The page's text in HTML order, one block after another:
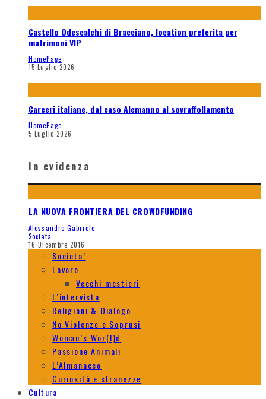
Castello Odescalchi di Bracciano, location preferita per
matrimoni VIP
HomePage
15 Luglio 2026
Carceri italiane, dal caso Alemanno al sovraffollamento
HomePage
5 Luglio 2026
In evidenza
LA NUOVA FRONTIERA DEL CROWDFUNDING
Alessandro Gabriele
Societa'
16 Dicembre 2016
Societa’
Lavoro
Vecchi mestieri
L’intervista
Religioni & Dialogo
No Violenze e Soprusi
Woman’s Wor(l)d
Passione Animali
L’Almanacco
Curiosità e stranezze
Cultura